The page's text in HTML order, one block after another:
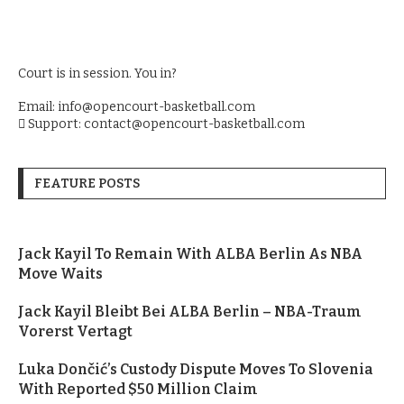
Court is in session. You in?
Email: info@opencourt-basketball.com
Support: contact@opencourt-basketball.com
FEATURE POSTS
Jack Kayil To Remain With ALBA Berlin As NBA
Move Waits
Jack Kayil Bleibt Bei ALBA Berlin – NBA-Traum
Vorerst Vertagt
Luka Dončić’s Custody Dispute Moves To Slovenia
With Reported $50 Million Claim